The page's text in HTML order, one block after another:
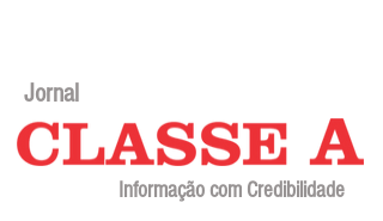
Jornal
Informação com Credibilidade